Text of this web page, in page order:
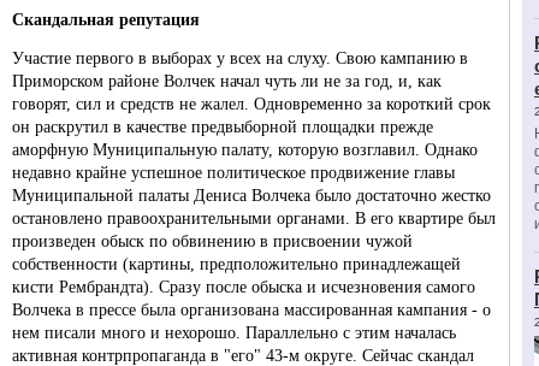
Скандальная репутация
Участие первого в выборах у всех на слуху. Свою кампанию в
Приморском районе Волчек начал чуть ли не за год, и, как
говорят, сил и средств не жалел. Одновременно за короткий срок
он раскрутил в качестве предвыборной площадки прежде
аморфную Муниципальную палату, которую возглавил. Однако
недавно крайне успешное политическое продвижение главы
Муниципальной палаты Дениса Волчека было достаточно жестко
остановлено правоохранительными органами. В его квартире был
произведен обыск по обвинению в присвоении чужой
собственности (картины, предположительно принадлежащей
кисти Рембрандта). Сразу после обыска и исчезновения самого
Волчека в прессе была организована массированная кампания - о
нем писали много и нехорошо. Параллельно с этим началась
активная контрпропаганда в "его" 43-м округе. Сейчас скандал